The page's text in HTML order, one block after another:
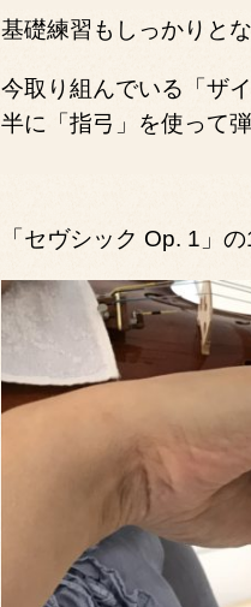
基礎練習もしっかりと
今取り組んでいる「ザ
半に「指弓」を使って
「セヴシック Op. 1」